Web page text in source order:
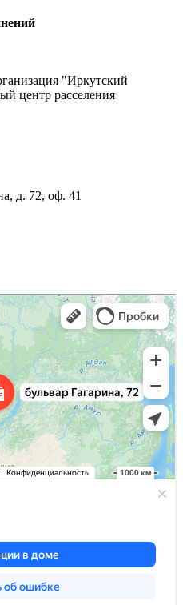
"Иркутский
центр расселения
д. 72, оф. 41